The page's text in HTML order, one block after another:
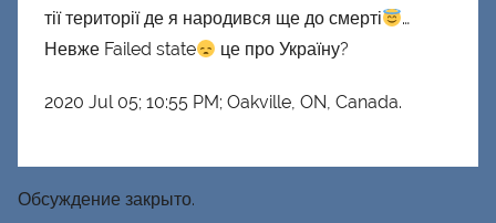
тії території де я народився ще до смерті
…
Невже Failed state
це про Україну?
2020 Jul 05; 10:55 PM; Oakville, ON, Canada.
Обсуждение закрыто.